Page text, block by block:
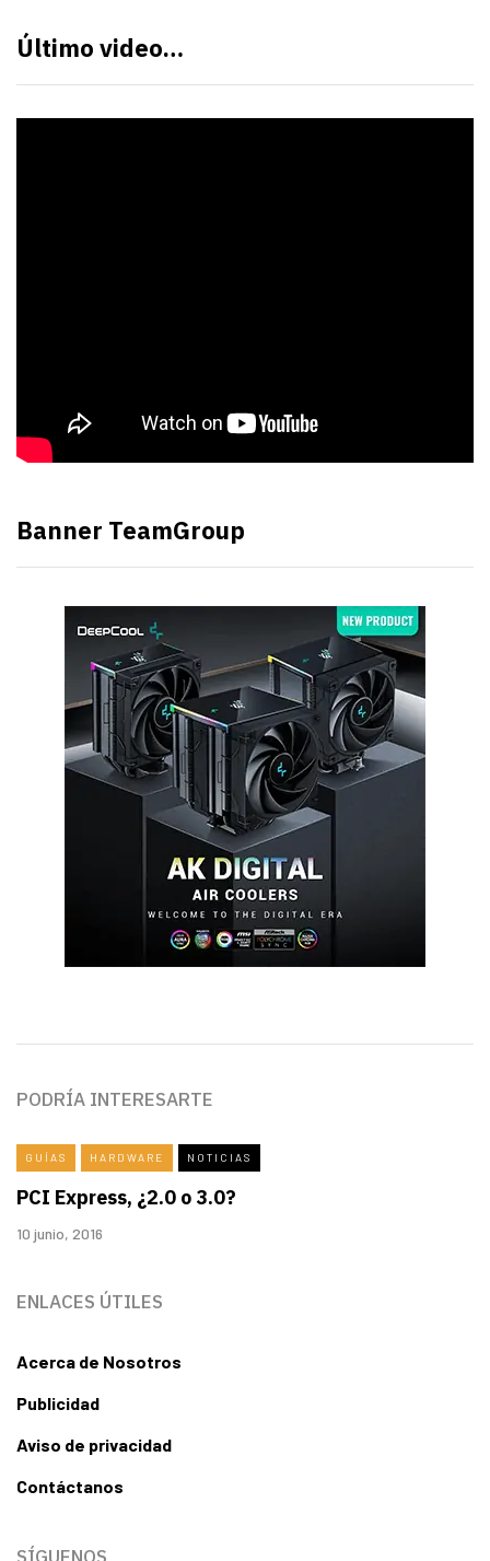
Último video…
Banner TeamGroup
PODRÍA INTERESARTE
GUÍAS HARDWARE NOTICIAS
PCI Express, ¿2.0 o 3.0?
10 junio, 2016
ENLACES ÚTILES
Acerca de Nosotros
Publicidad
Aviso de privacidad
Contáctanos
SÍGUENOS